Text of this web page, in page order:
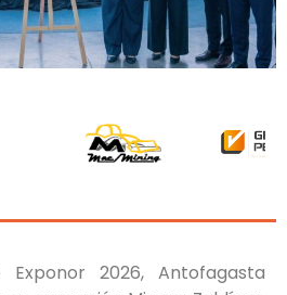
2026, Antofagasta